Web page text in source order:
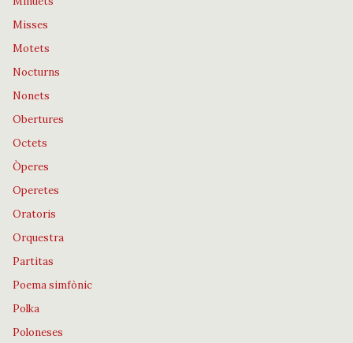
Misses
Motets
Nocturns
Nonets
Obertures
Octets
Òperes
Operetes
Oratoris
Orquestra
Partitas
Poema simfònic
Polka
Poloneses